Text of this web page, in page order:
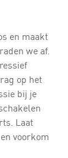
en maakt
we af.
op het
bij je
Laat
voorkom